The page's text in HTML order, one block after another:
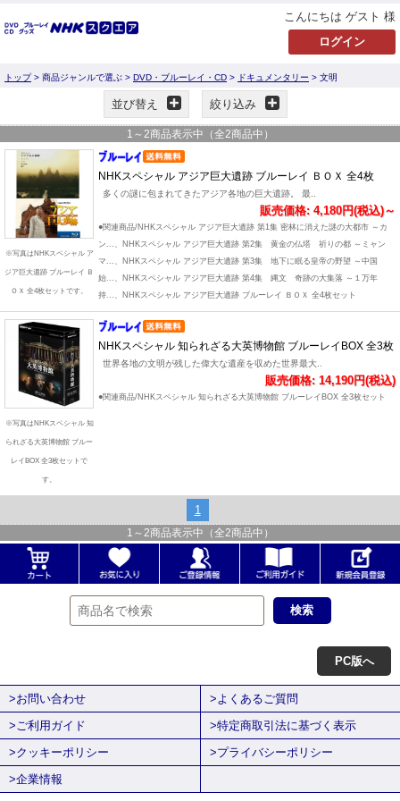
こんにちは ゲスト 様
トップ> 商品ジャンルで選ぶ > DVD・ブルーレイ・CD > ドキュメンタリー > 文明
並び替え 絞り込み
1 ～ 2商品表示中（全2商品中）
※写真はNHKスペシャル ア
ジア巨大遺跡 ブルーレイ Ｂ
ＯＸ 全4枚セットです。
NHKスペシャル アジア巨大遺跡 ブルーレイ ＢＯＸ 全4枚
多くの謎に包まれてきたアジア各地の巨大遺跡。 最..
販売価格: 4,180円(税込)～
●関連商品/NHKスペシャル アジア巨大遺跡 第1集 密林に消えた謎の大都市 ～カ
ン...、NHKスペシャル アジア巨大遺跡 第2集 黄金の仏塔 祈りの都 ～ミャン
マ...、NHKスペシャル アジア巨大遺跡 第3集 地下に眠る皇帝の野望 ～中国
始...、NHKスペシャル アジア巨大遺跡 第4集 縄文 奇跡の大集落 ～１万年
持...、NHKスペシャル アジア巨大遺跡 ブルーレイ ＢＯＸ 全4枚セット
※写真はNHKスペシャル 知
られざる大英博物館 ブルー
レイBOX 全3枚セットで
す。
NHKスペシャル 知られざる大英博物館 ブルーレイBOX 全3枚
世界各地の文明が残した偉大な遺産を収めた世界最大..
販売価格: 14,190円(税込)
●関連商品/NHKスペシャル 知られざる大英博物館 ブルーレイBOX 全3枚セット
1
1 ～ 2商品表示中（全2商品中）
PC版へ
>お問い合わせ
>よくあるご質問
>ご利用ガイド
>特定商取引法に基づく表示
>クッキーポリシー
>プライバシーポリシー
>企業情報